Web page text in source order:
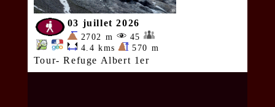
03 juillet 2026
2702 m
45
4.4 kms
570 m
Tour- Refuge Albert 1er